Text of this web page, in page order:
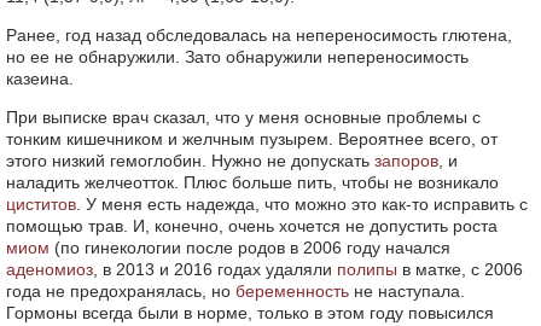
Ранее, год назад обследовалась на непереносимость глютена,
но ее не обнаружили. Зато обнаружили непереносимость
казеина.
При выписке врач сказал, что у меня основные проблемы с
тонким кишечником и желчным пузырем. Вероятнее всего, от
этого низкий гемоглобин. Нужно не допускать запоров , и
наладить желчеотток. Плюс больше пить, чтобы не возникало
циститов . У меня есть надежда, что можно это как-то исправить с
помощью трав. И, конечно, очень хочется не допустить роста
миом (по гинекологии после родов в 2006 году начался
аденомиоз , в 2013 и 2016 годах удаляли полипы в матке, с 2006
года не предохранялась, но беременность не наступала.
Гормоны всегда были в норме, только в этом году повысился